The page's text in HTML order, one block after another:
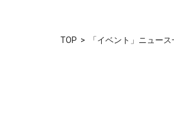
TOP 「イベント」ニュー